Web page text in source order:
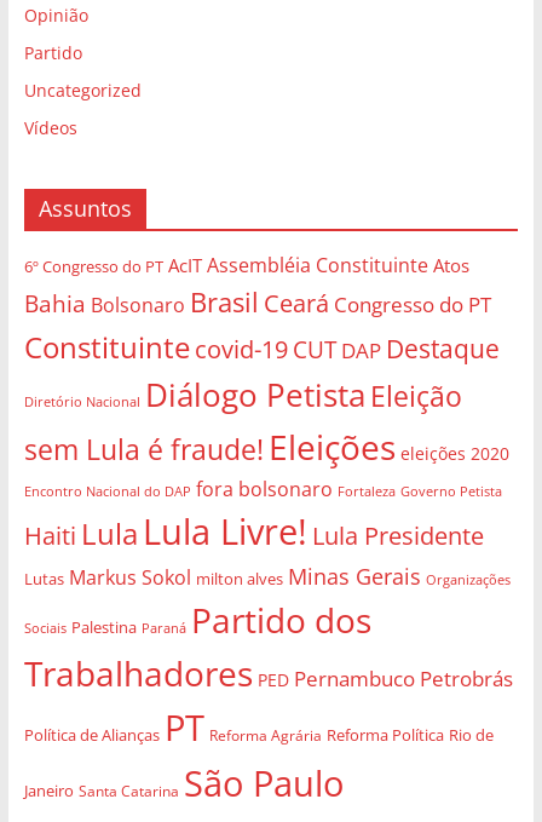
Opinião
Partido
Uncategorized
Vídeos
Assuntos
6º Congresso do PT AcIT Assembléia Constituinte Atos
Bahia Bolsonaro Brasil Ceará Congresso do PT
Constituintecovid-19CUT DAP Destaque
Diretório Nacional Diálogo Petista Eleição
sem Lula é fraude! Eleições eleições 2020
Encontro Nacional do DAP fora bolsonaro Fortaleza Governo Petista
Haiti Lula Lula Livre! Lula Presidente
Lutas Markus Sokol milton alves Minas Gerais Organizações
Sociais Palestina Paraná Partido dos
Trabalhadores PED Pernambuco Petrobrás
Política de Alianças PT Reforma Agrária Reforma Política Rio de
Janeiro Santa Catarina São Paulo